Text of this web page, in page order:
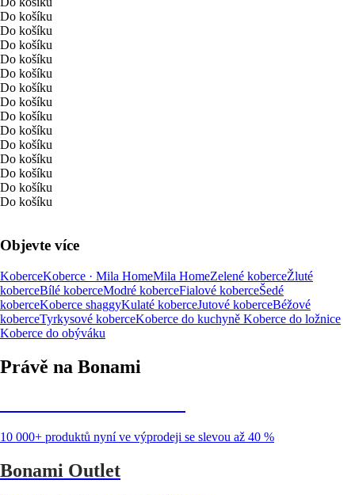
Do košíku
Do košíku
Do košíku
Do košíku
Do košíku
Do košíku
Do košíku
Do košíku
Do košíku
Do košíku
Do košíku
Do košíku
Do košíku
Do košíku
Objevte více
KoberceKoberce · Mila HomeMila HomeZelené koberceŽluté
koberceBílé koberceModré koberceFialové koberceŠedé
koberceKoberce shaggyKulaté koberceJutové koberceBéžové
koberceTyrkysové koberceKoberce do kuchyně Koberce do ložnice
Koberce do obýváku
Právě na Bonami
10 000+ produktů nyní ve výprodeji se slevou až 40 %
Bonami Outlet